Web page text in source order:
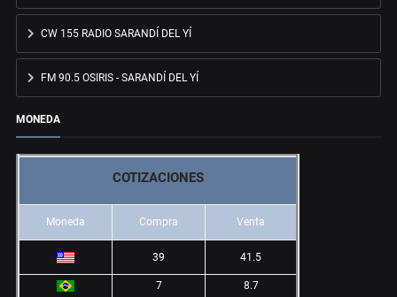
CW 155 RADIO SARANDÍ DEL YÍ
FM 90.5 OSIRIS - SARANDÍ DEL YÍ
MONEDA
COTIZACIONES
Moneda Compra Venta
39 41.5
7 8.7